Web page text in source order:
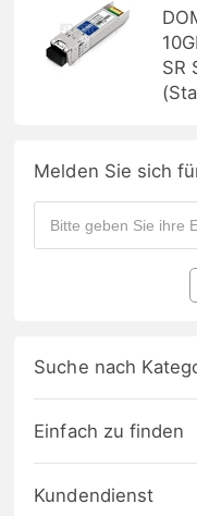
SR
Melden Sie sich
Suche nach
Einfach zu finden
Kundendienst